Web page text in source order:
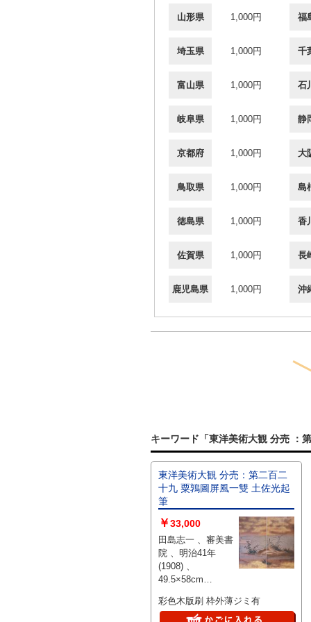
山形県 1,000円 福
埼玉県 1,000円 千
富山県 1,000円 石
岐阜県 1,000円 静
京都府 1,000円 大
鳥取県 1,000円 島
徳島県 1,000円 香
佐賀県 1,000円 長
鹿児島県 1,000円 沖
キーワード「東洋美術大観 分売 ：
東洋美術大観 分売：第二百二
十九 粟鶉圖屏風一雙 土佐光起
筆
￥33,000
田島志一 、審美書
院 、明治41年
(1908) 、
49.5×58cm
枚
彩色木版刷 枠外薄ジミ有